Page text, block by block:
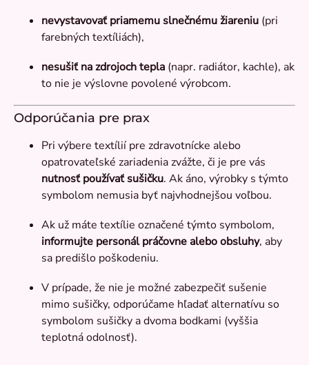
nevystavovať priamemu slnečnému žiareniu (pri
farebných textíliách),
nesušiť na zdrojoch tepla (napr. radiátor, kachle), ak
to nie je výslovne povolené výrobcom.
Odporúčania pre prax
Pri výbere textílií pre zdravotnícke alebo
opatrovateľské zariadenia zvážte, či je pre vás
nutnosť používať sušičku. Ak áno, výrobky s týmto
symbolom nemusia byť najvhodnejšou voľbou.
Ak už máte textílie označené týmto symbolom,
informujte personál práčovne alebo obsluhy, aby
sa predišlo poškodeniu.
V prípade, že nie je možné zabezpečiť sušenie
mimo sušičky, odporúčame hľadať alternatívu so
symbolom sušičky a dvoma bodkami (vyššia
teplotná odolnosť).